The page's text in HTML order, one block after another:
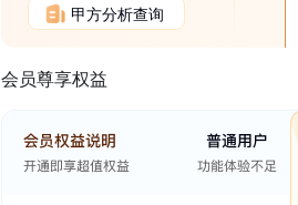
甲方分析查询
会员尊享权益